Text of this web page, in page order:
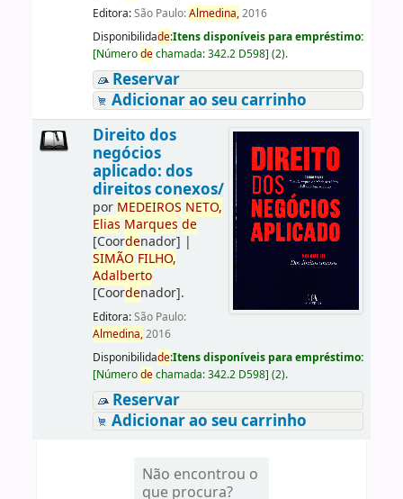
Editora:São Paulo:Almedina,2016
Disponibilidade:Itens disponíveis para empréstimo:
[Númerodechamada:342.2 D598] (2).
Reservar
Adicionar ao seu carrinho
Direito dos
negócios
aplicado: dos
direitos conexos/
por MEDEIROS NETO,
Elias Marques de
[Coordenador] |
SIMÃO FILHO,
Adalberto
[Coordenador].
Editora:São Paulo:
Almedina,2016
Disponibilidade:Itens disponíveis para empréstimo:
[Númerodechamada:342.2 D598] (2).
Reservar
Adicionar ao seu carrinho
Não encontrou o
que procura?